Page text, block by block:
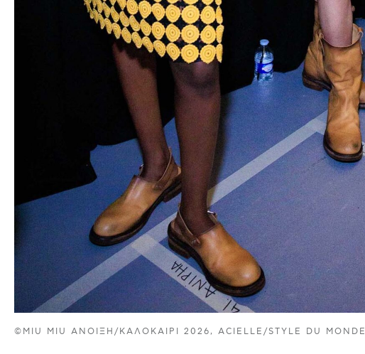
©MIU MIU ΆΝΟΙΞΗ/ΚΑΛΟΚΑΊΡΙ 2026, ACIELLE/STYLE DU MONDE